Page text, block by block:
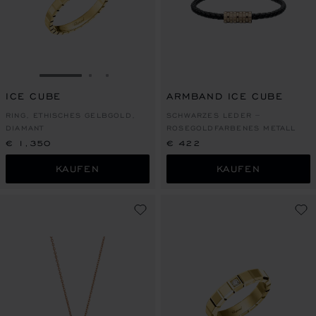
ZUR FOLIE GEHEN 1
ICE CUBE
RING, ETHISCHES GELBGOLD,
DIAMANT
€ 1,350
KAUFEN
ARMBAND ICE CUBE
SCHWARZES LEDER –
ROSEGOLDFARBENES METALL
€ 422
KAUFEN